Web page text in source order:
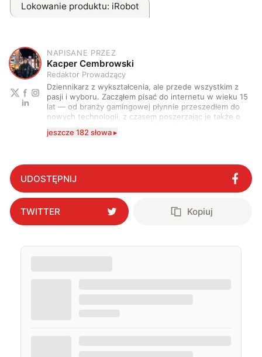
Lokowanie produktu: iRobot
K
NAPISANE PRZEZ
Kacper Cembrowski
Redaktor Prowadzący
Dziennikarz z wykształcenia, ale przede wszystkim z
pasji i wyboru. Zacząłem pisać do internetu w wieku 15
lat — od branży gamingowej płynnie przeszedłem do
nowych technologii, z czasem poszerzając je także o
częściej stawać przed kamerą i za nią. Na co dzień
recenzje, felietony i scenariusze, nagrywam oraz
montuję materiały wideo, prowadzę wywiady i realizuję
formaty wideo oraz podcastowe. Równolegle rozwijam
projekty w mediach społecznościowych. Regularnie
relacjonuję najważniejsze targi technologiczne i
motoryzacyjne na całym świecie, testuję najnowszy
sprzęt oraz samochody, a także pracuję przy
procesach sprzedażowych oraz projektowych
jeszcze 182 słowa ▸
UDOSTĘPNIJ
TWITTER Kopiuj